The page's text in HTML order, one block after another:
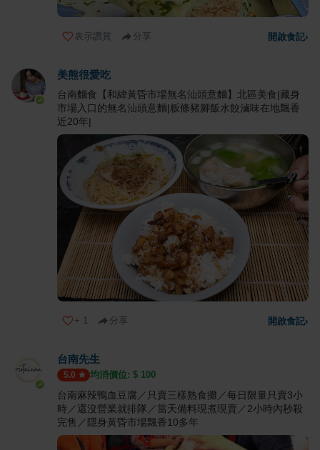
表示讚賞 分享 開啟食記›
美熊很愛吃
台南麵食【和緯黃昏市場無名汕頭意麵】北區美食|藏身
市場入口的無名汕頭意麵|粄條豬腳飯水餃滷味在地飄香
近20年|
+ 1 分享 開啟食記›
台南先生
5.0 均消價位: $ 100
台南麻辣鴨血豆腐／只賣三樣熟食攤／每日限量只賣3小
時／還沒營業就排隊／當天備料現煮現賣／2小時內秒殺
完售／隱身黃昏市場飄香10多年